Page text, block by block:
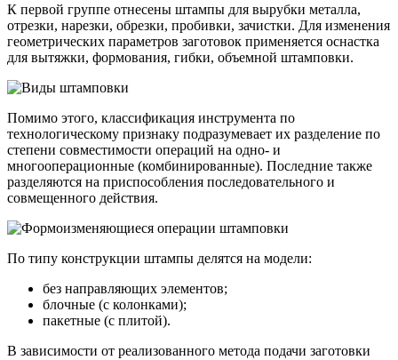
К первой группе отнесены штампы для вырубки металла,
отрезки, нарезки, обрезки, пробивки, зачистки. Для изменения
геометрических параметров заготовок применяется оснастка
для вытяжки, формования, гибки, объемной штамповки.
Помимо этого, классификация инструмента по
технологическому признаку подразумевает их разделение по
степени совместимости операций на одно- и
многооперационные (комбинированные). Последние также
разделяются на приспособления последовательного и
совмещенного действия.
По типу конструкции штампы делятся на модели:
без направляющих элементов;
блочные (с колонками);
пакетные (с плитой).
В зависимости от реализованного метода подачи заготовки